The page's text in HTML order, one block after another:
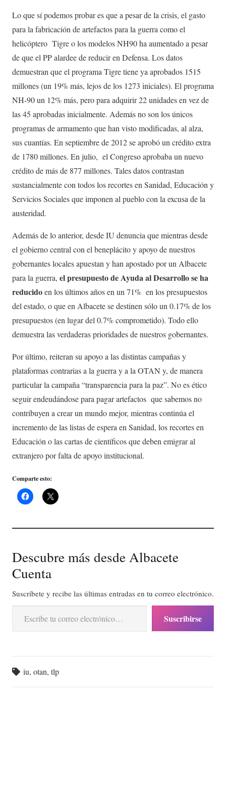
Lo que sí podemos probar es que a pesar de la crisis, el gasto
para la fabricación de artefactos para la guerra como el
helicóptero Tigre o los modelos NH90 ha aumentado a pesar
de que el PP alardee de reducir en Defensa. Los datos
demuestran que el programa Tigre tiene ya aprobados 1515
millones (un 19% más, lejos de los 1273 iniciales). El programa
NH-90 un 12% más, pero para adquirir 22 unidades en vez de
las 45 aprobadas inicialmente. Además no son los únicos
programas de armamento que han visto modificadas, al alza,
sus cuantías. En septiembre de 2012 se aprobó un crédito extra
de 1780 millones. En julio, el Congreso aprobaba un nuevo
crédito de más de 877 millones. Tales datos contrastan
sustancialmente con todos los recortes en Sanidad, Educación y
Servicios Sociales que imponen al pueblo con la excusa de la
austeridad.
Además de lo anterior, desde IU denuncia que mientras desde
el gobierno central con el beneplácito y apoyo de nuestros
gobernantes locales apuestan y han apostado por un Albacete
para la guerra, el presupuesto de Ayuda al Desarrollo se ha
reducidoen los últimos años en un 71% en los presupuestos
del estado, o que en Albacete se destinen sólo un 0.17% de los
presupuestos (en lugar del 0.7% comprometido). Todo ello
demuestra las verdaderas prioridades de nuestros gobernantes.
Por último, reiteran su apoyo a las distintas campañas y
plataformas contrarias a la guerra y a la OTAN y, de manera
particular la campaña “transparencia para la paz”. No es ético
seguir endeudándose para pagar artefactos que sabemos no
contribuyen a crear un mundo mejor, mientras continúa el
incremento de las listas de espera en Sanidad, los recortes en
Educación o las cartas de científicos que deben emigrar al
extranjero por falta de apoyo institucional.
Comparte esto:
Descubre más desde Albacete
Cuenta
Suscríbete y recibe las últimas entradas en tu correo electrónico.
Escribe tu correo electrónico…
Suscribirse
iu,otan,tlp